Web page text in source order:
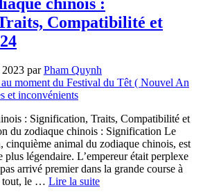
Compatibilité et
parPham Quynh
: Signification, Traits, Compatibilité et
du zodiaque chinois : Signification Le
cinquième animal du zodiaque chinois, est
plus légendaire. L’empereur était perplexe
arrivé premier dans la grande course à
tout, le … Lire la suite